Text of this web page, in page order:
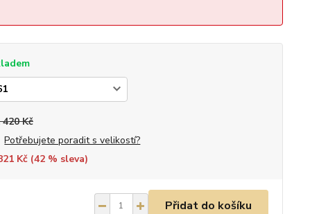
420 Kč
Potřebujete poradit s velikostí?
Kč (42% sleva)
Přidat do košíku